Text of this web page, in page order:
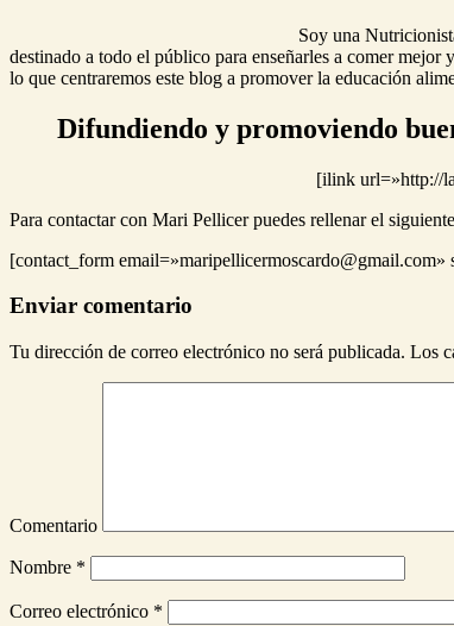
Soy una
destinado a todo el público para enseñarles a comer mejor
lo que centraremos este blog a promover la educación
Difundiendo y promoviendo
[ilink url=»http://
Para contactar con Mari Pellicer puedes rellenar el
[contact_form
Enviar comentario
Tu dirección de correo electrónico no será publicada. Los
Comentario
Nombre *
Correo electrónico *